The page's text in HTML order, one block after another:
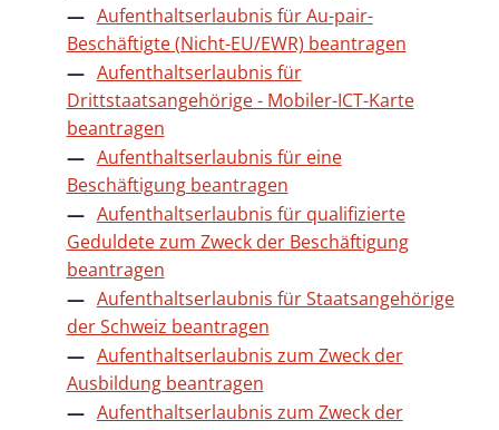
Aufenthaltserlaubnis für Au-pair-
Beschäftigte (Nicht-EU/EWR) beantragen
Aufenthaltserlaubnis für
Drittstaatsangehörige - Mobiler-ICT-Karte
beantragen
Aufenthaltserlaubnis für eine
Beschäftigung beantragen
Aufenthaltserlaubnis für qualifizierte
Geduldete zum Zweck der Beschäftigung
beantragen
Aufenthaltserlaubnis für Staatsangehörige
der Schweiz beantragen
Aufenthaltserlaubnis zum Zweck der
Ausbildung beantragen
Aufenthaltserlaubnis zum Zweck der